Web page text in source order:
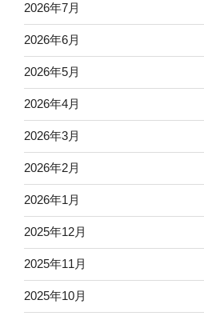
2026年7月
2026年6月
2026年5月
2026年4月
2026年3月
2026年2月
2026年1月
2025年12月
2025年11月
2025年10月